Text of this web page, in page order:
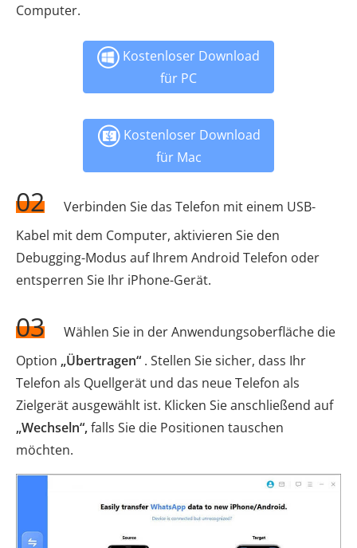
Computer.
Kostenloser Download
für PC
Kostenloser Download
für Mac
02
Verbinden Sie das Telefon mit einem USB-
Kabel mit dem Computer, aktivieren Sie den
Debugging-Modus auf Ihrem Android Telefon oder
entsperren Sie Ihr iPhone-Gerät.
03
Wählen Sie in der Anwendungsoberfläche die
Option „Übertragen“ . Stellen Sie sicher, dass Ihr
Telefon als Quellgerät und das neue Telefon als
Zielgerät ausgewählt ist. Klicken Sie anschließend auf
„Wechseln“,falls Sie die Positionen tauschen
möchten.